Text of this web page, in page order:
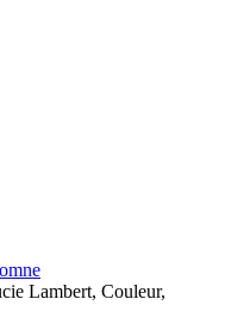
Lambert, Couleur,